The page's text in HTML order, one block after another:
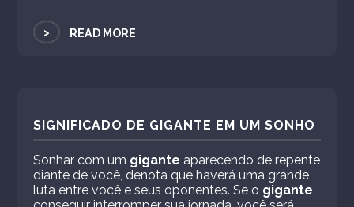
> READ MORE
SIGNIFICADO DE GIGANTE EM UM SONHO
Sonhar com um gigante aparecendo de repente
diante de você, denota que haverá uma grande
luta entre você e seus oponentes. Se o gigante